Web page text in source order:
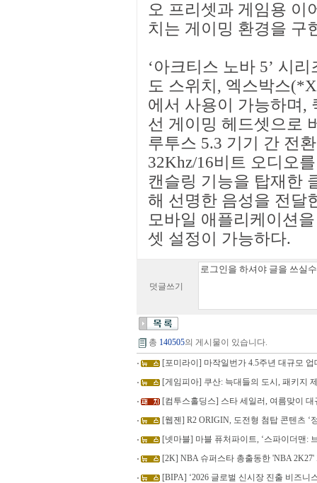
오 프리셋과 게임용 이
치는 게이밍 환경을 구
‘아크티스 노바 5’ 시
도 스위치, 엑스박스
에서 사용이 가능하며,
선 게이밍 헤드셋으로
루투스 5.3 기기 간 전
32Khz/16비트 오디오
캔슬링 기능을 탑재한
해 선명한 음성을 전달
모바일 애플리케이션
셋 설정이 가능하다.
덧글쓰기
총 140505의 게시물이 있습니다.
[포미라이] 마작일번가 4.5주년 대규모
[게임피아] 쿠산: 늑대들의 도시, 패키지
[컴투스홀딩스] 스타 세일러, 여름맞이
[웹젠] R2 ORIGIN, 도전형 첨탑 콘텐츠 ‘
[넷마블] 마블 퓨처파이트, ‘스파이더맨:
[2K] NBA 슈퍼스타 총출동한 'NBA
[BIPA] ‘2026 글로벌 신시장 진출 비즈니